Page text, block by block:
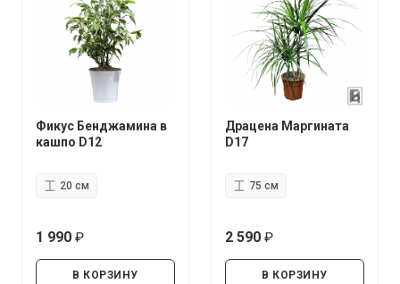
Фикус Бенджамина в
кашпо D12
20 см
1 990
В КОРЗИНУ
Драцена Маргината
D17
75 см
2 590
В КОРЗИНУ